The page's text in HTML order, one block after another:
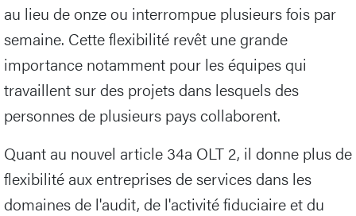
au lieu de onze ou interrompue plusieurs fois par
semaine. Cette flexibilité revêt une grande
importance notamment pour les équipes qui
travaillent sur des projets dans lesquels des
personnes de plusieurs pays collaborent.
Quant au nouvel article 34a OLT 2, il donne plus de
flexibilité aux entreprises de services dans les
domaines de l'audit, de l'activité fiduciaire et du